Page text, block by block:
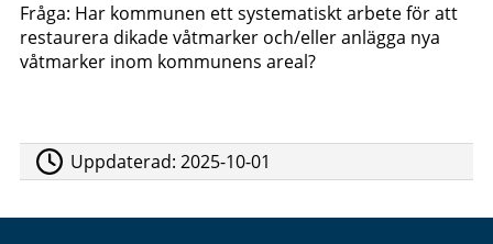
Fråga: Har kommunen ett systematiskt arbete för att
restaurera dikade våtmarker och/eller anlägga nya
våtmarker inom kommunens areal?
Uppdaterad:2025-10-01